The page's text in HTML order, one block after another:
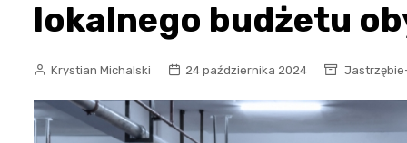
lokalnego budżetu
Krystian Michalski 24 października 2024